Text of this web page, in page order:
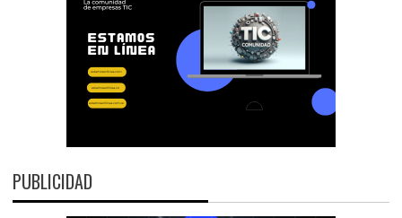
PUBLICIDAD